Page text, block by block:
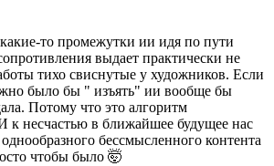
то промежутки ии идя по пути
выдает практически не
тихо свиснутые у художников. Если
было бы " изъять" ии вообще бы
Потому что это алгоритм
к несчастью в ближайшее будущее нас
бессмысленного контента
чтобы было 🤯